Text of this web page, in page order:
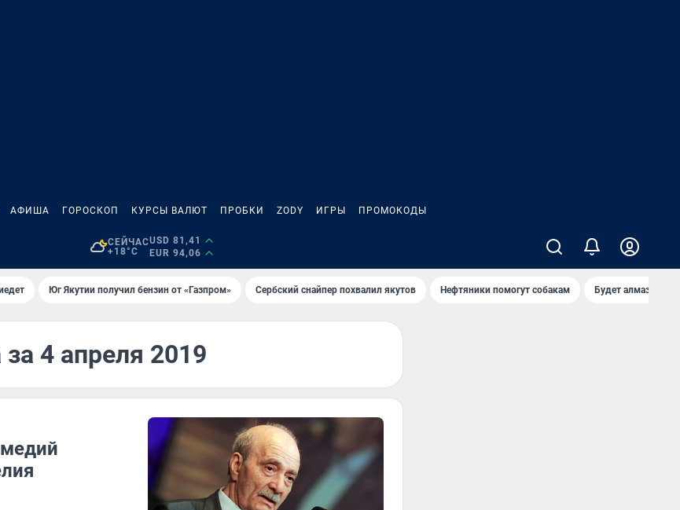
АФИША ГОРОСКОП КУРСЫ ВАЛЮТ ПРОБКИ ZODY ИГРЫ ПРОМОКОДЫ
СЕЙЧАС
+18°C
USD 81,41
EUR 94,06
Юг Якутии получил бензин от «Газпром» Сербский снайпер похвалил якутов Нефтяники помогут собакам Будет алмазный
4 апреля 2019